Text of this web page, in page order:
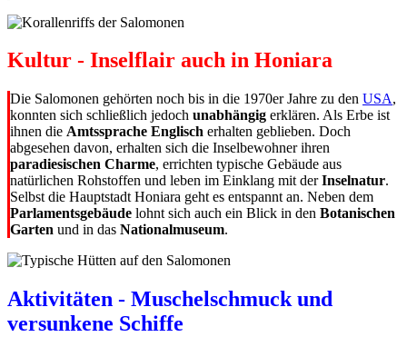
Kultur - Inselflair auch in Honiara
Die Salomonen gehörten noch bis in die 1970er Jahre zu den USA,
konnten sich schließlich jedoch unabhängig erklären. Als Erbe ist
ihnen die Amtssprache Englisch erhalten geblieben. Doch
abgesehen davon, erhalten sich die Inselbewohner ihren
paradiesischen Charme, errichten typische Gebäude aus
natürlichen Rohstoffen und leben im Einklang mit derInselnatur.
Selbst die Hauptstadt Honiara geht es entspannt an. Neben dem
Parlamentsgebäude lohnt sich auch ein Blick in den Botanischen
Garten und in das Nationalmuseum.
Aktivitäten - Muschelschmuck und
versunkene Schiffe